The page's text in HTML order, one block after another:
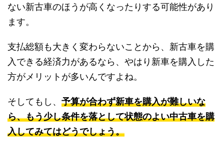
ない新古車のほうが高くなったりする可能性があり
ます。
支払総額も大きく変わらないことから、新古車を購
入できる経済力があるなら、やはり新車を購入した
方がメリットが多いんですよね。
そしてもし、 予算が合わず新車を購入が難しいな
ら、もう少し条件を落として状態のよい中古車を購
入してみてはどうでしょう。